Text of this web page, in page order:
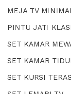
MEJA TV
PINTU JATI
SET KAMAR
SET KAMAR
SET KURSI